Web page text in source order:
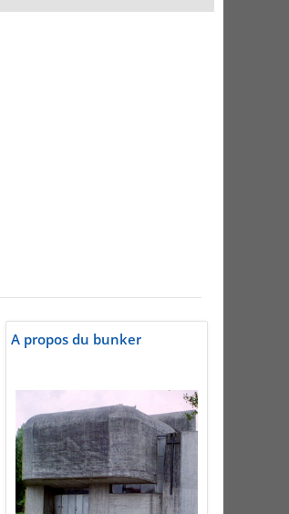
A propos du bunker